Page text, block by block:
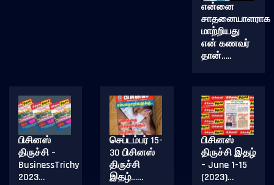
என்னை
சாதனையாளராக
மாற்றியது
என் கணவர்
தான்…..
பிசினஸ்
திருச்சி –
BusinessTrichy
2023…
செப்டம்பர் 15-
30 பிசினஸ்
திருச்சி
இதழ்……
பிசினஸ்
திருச்சி இதழ்
– June 1-15
(2023)…